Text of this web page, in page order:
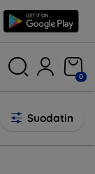
0
Suodatin